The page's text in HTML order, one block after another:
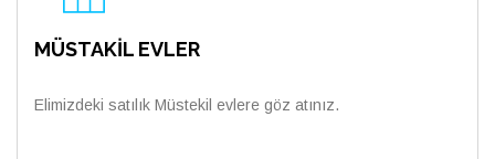
MÜSTAKİL EVLER
Elimizdeki satılık Müstekil evlere göz atınız.